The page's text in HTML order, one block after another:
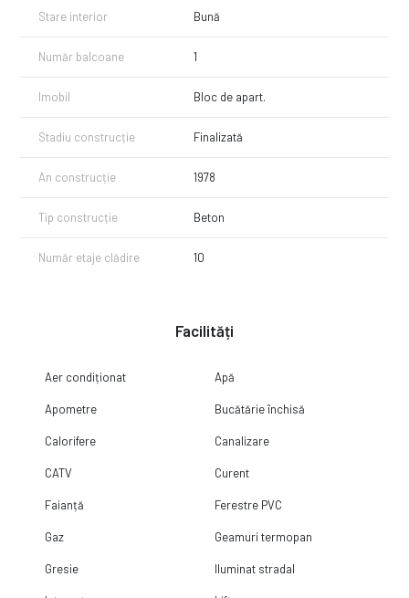
Stare interior Bună
Număr balcoane 1
Imobil Bloc de apart.
Stadiu construcție Finalizată
An construcție 1978
Tip construcție Beton
Număr etaje clădire 10
Facilități
Aer condiționat Apă
Apometre Bucătărie închisă
Calorifere Canalizare
CATV Curent
Faianță Ferestre PVC
Gaz Geamuri termopan
Gresie Iluminat stradal